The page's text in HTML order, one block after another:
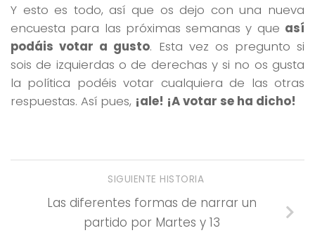
Y esto es todo, así que os dejo con una nueva
encuesta para las próximas semanas y que así
podáis votar a gusto. Esta vez os pregunto si
sois de izquierdas o de derechas y si no os gusta
la política podéis votar cualquiera de las otras
respuestas. Así pues, ¡ale! ¡A votar se ha dicho!
SIGUIENTE HISTORIA
Las diferentes formas de narrar un
partido por Martes y 13